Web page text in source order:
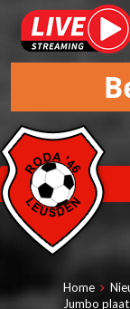
Home
Jumbo